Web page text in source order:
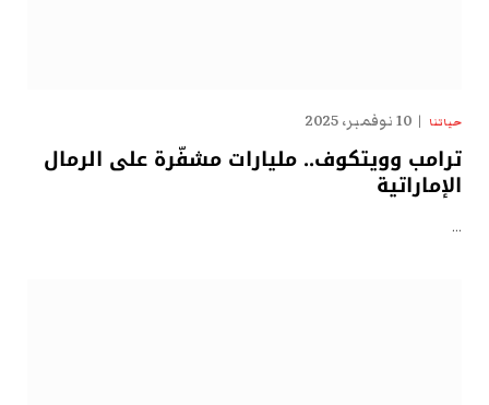
حياتنا 10 نوفمبر، 2025
ترامب وويتكوف.. مليارات مشفّرة على الرمال
الإماراتية
…